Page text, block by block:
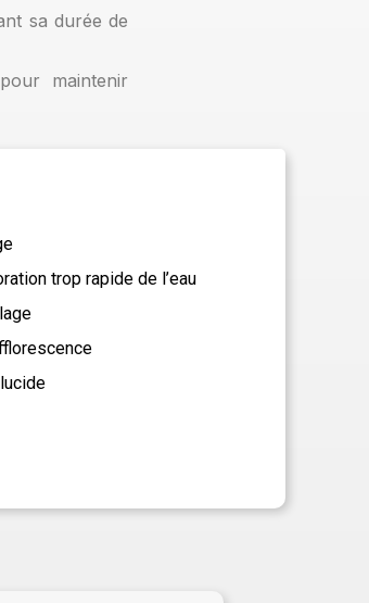
sa durée de
maintenir
trop rapide de l’eau